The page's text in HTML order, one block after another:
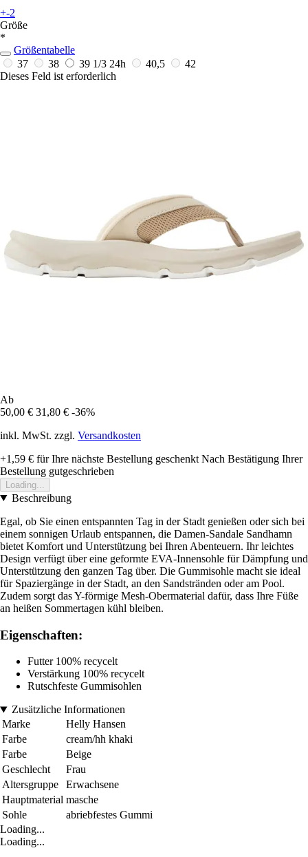
+-2
Größe
*
Größentabelle
37
38 39 1/3 24h 40,5
42
Dieses Feld ist erforderlich
Ab
50,00 € 31,80 € -36%
inkl. MwSt. zzgl. Versandkosten
+1,59 € für Ihre nächste Bestellung geschenkt Nach Bestätigung Ihrer
Bestellung gutgeschrieben
Loading...
Beschreibung
Egal, ob Sie einen entspannten Tag in der Stadt genießen oder sich bei
einem sonnigen Urlaub entspannen, die Damen-Sandale Sandhamn
bietet Komfort und Unterstützung bei Ihren Abenteuern. Ihr leichtes
Design verfügt über eine geformte EVA-Innensohle für Dämpfung und
Unterstützung den ganzen Tag über. Die Gummisohle macht sie ideal
für Spaziergänge in der Stadt, an den Sandstränden oder am Pool.
Zudem sorgt das Y-förmige Mesh-Obermaterial dafür, dass Ihre Füße
an heißen Sommertagen kühl bleiben.
Eigenschaften:
Futter 100% recycelt
Verstärkung 100% recycelt
Rutschfeste Gummisohlen
Zusätzliche Informationen
Marke
Helly Hansen
Farbe
cream/hh khaki
Farbe
Beige
Geschlecht
Frau
Altersgruppe
Erwachsene
Hauptmaterial masche
Sohle
abriebfestes Gummi
Loading...
Loading...